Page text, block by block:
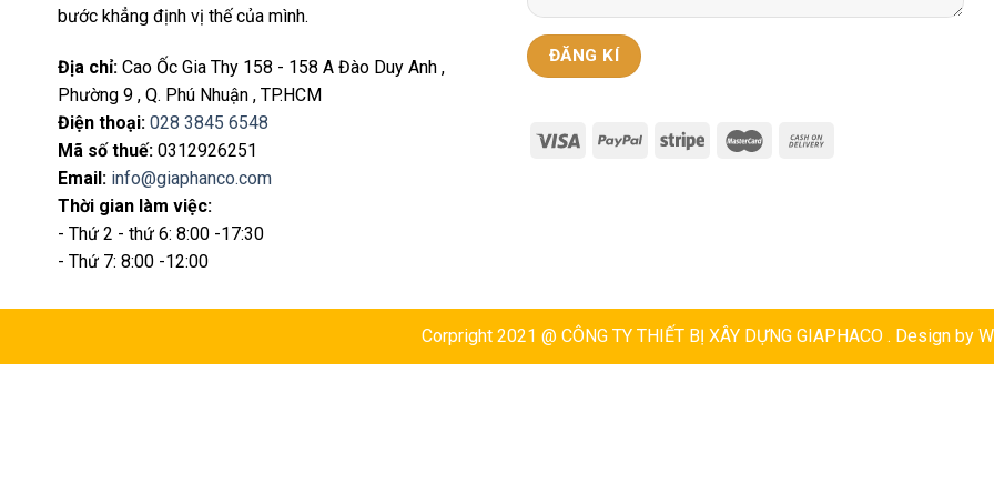
bước khẳng định vị thế của mình.
Địa chỉ: Cao Ốc Gia Thy 158 - 158 A Đào Duy Anh ,
Phường 9 , Q. Phú Nhuận , TP.HCM
Điện thoại: 028 3845 6548
Mã số thuế: 0312926251
Email: info@giaphanco.com
Thời gian làm việc:
- Thứ 2 - thứ 6: 8:00 -17:30
- Thứ 7: 8:00 -12:00
Corpright 2021 @ CÔNG TY THIẾT BỊ XÂY DỰNG GIAPHACO . Design by